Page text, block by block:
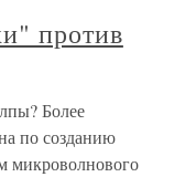
против
Более
по созданию
микроволнового